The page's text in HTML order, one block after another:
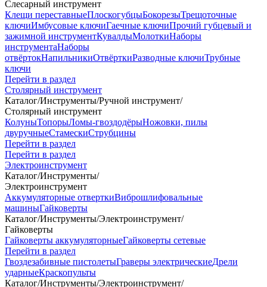
Слесарный инструмент
Клещи переставныеПлоскогубцыБокорезыТрещоточные
ключиИмбусовые ключиГаечные ключиПрочий губцевый и
зажимной инструментКувалдыМолоткиНаборы
инструментаНаборы
отвёртокНапильникиОтвёрткиРазводные ключиТрубные
ключи
Перейти в раздел
Столярный инструмент
Каталог/Инструменты/Ручной инструмент/
Столярный инструмент
КолуныТопорыЛомы-гвоздодёрыНожовки, пилы
двуручныеСтамескиСтрубцины
Перейти в раздел
Перейти в раздел
Электроинструмент
Каталог/Инструменты/
Электроинструмент
Аккумуляторные отверткиВиброшлифовальные
машиныГайковерты
Каталог/Инструменты/Электроинструмент/
Гайковерты
Гайковерты аккумуляторныеГайковерты сетевые
Перейти в раздел
Гвоздезабивные пистолетыГраверы электрическиеДрели
ударныеКраскопульты
Каталог/Инструменты/Электроинструмент/